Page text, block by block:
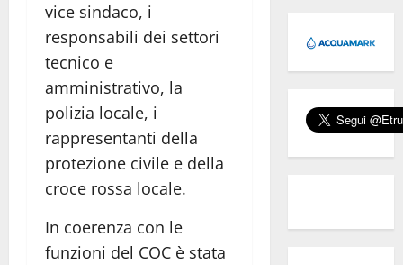
vice sindaco, i
responsabili dei settori
tecnico e
amministrativo, la
polizia locale, i
rappresentanti della
protezione civile e della
croce rossa locale.
In coerenza con le
funzioni del COC è stata